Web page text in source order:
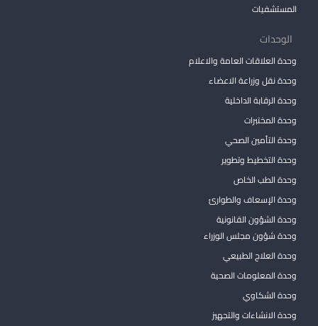
المستشفيات
الوحدات
وحدة العلاقات العامة والاعلام
وحدة نقل وزراعة الاعضاء
وحدة الرقابة الداخلية
وحدة المختبرات
وحدة التأمين الصحي
وحدة التخطيط وتطوير
وحدة الطب الخاص
وحدة الإسعاف والطوارئ
وحدة الشؤون القانونية
وحدة شؤون مجلس الوزراء
وحدة العلاج الطبيعي
وحدة المعلومات الصحية
وحدة الشكاوي
وحدة الانشاءات والتجهيز